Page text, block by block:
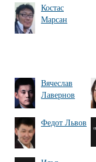
Костас
Марсан
Вячеслав
Лавернов
Федот Львов